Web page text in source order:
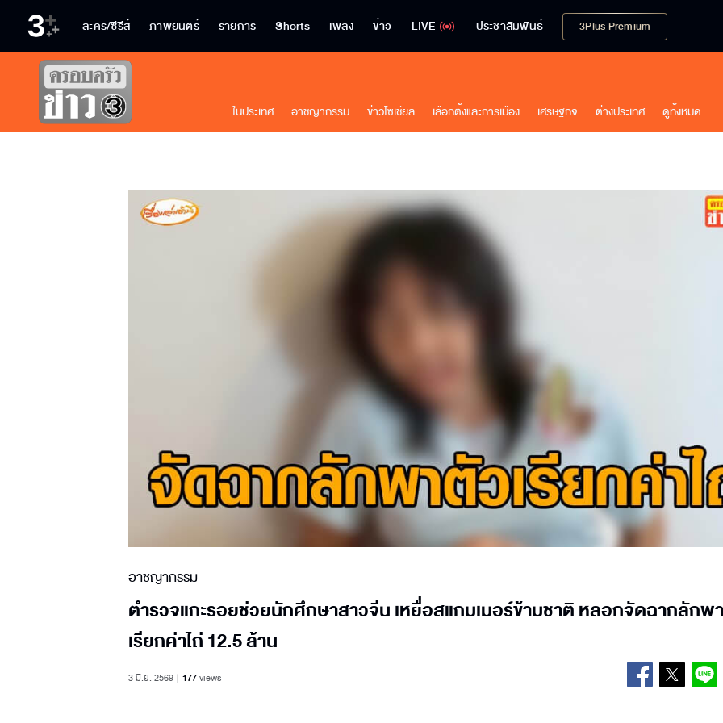
ละคร/ซีรีส์ ภาพยนตร์ รายการ Shorts เพลง ข่าว LIVE ประชาสัมพันธ์ 3Plus Premium
ในประเทศ อาชญากรรม ข่าวโซเชียล เลือกตั้งและการเมือง เศรษฐกิจ ต่างประเทศ ดูทั้งหมด
อาชญากรรม
ตำรวจแกะรอยช่วยนักศึกษาสาวจีน เหยื่อสแกมเมอร์ข้ามชาติ หลอกจัดฉากลักพ
เรียกค่าไถ่ 12.5 ล้าน
3 มิ.ย. 2569 177views